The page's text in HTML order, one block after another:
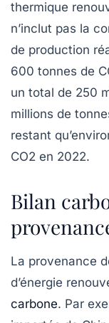
thermique
n’inclut pas la
de production
600 tonnes de
un total de 250
millions de
restant
CO2 en 2022.
Bilan
La provenance
d’énergie
carbone. Par